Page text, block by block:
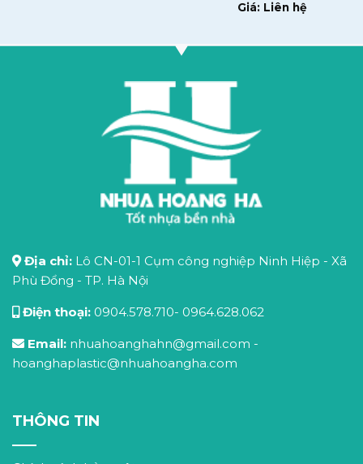
Lưu ý: Nẹp bịt đầu GP có màu sắc và vân đồng bộ với tấm,
Giá: Liên hệ
Địa chỉ: Lô CN-01-1 Cụm công nghiệp Ninh Hiệp - Xã
Phù Đổng - TP. Hà Nội
Điện thoại: 0904.578.710- 0964.628.062
Email: nhuahoanghahn@gmail.com -
hoanghaplastic@nhuahoangha.com
THÔNG TIN